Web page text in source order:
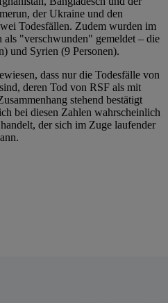
der Ukraine und den
Todesfällen. Zudem wurden im
als "verschwunden" gemeldet – die
und Syrien (9 Personen).
dass nur die Todesfälle von
deren Tod von RSF als mit
stehend bestätigt
bei diesen Zahlen wahrscheinlich
der sich im Zuge laufender